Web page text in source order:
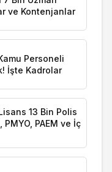
ve Kontenjanlar
Personeli
İşte Kadrolar
13 Bin Polis
PMYO, PAEM ve İç